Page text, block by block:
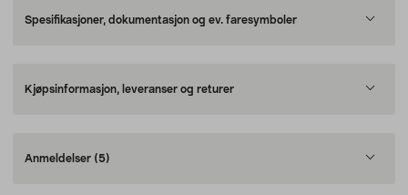
Spesifikasjoner, dokumentasjon og ev. faresymboler
Kjøpsinformasjon, leveranser og returer
Anmeldelser (5)